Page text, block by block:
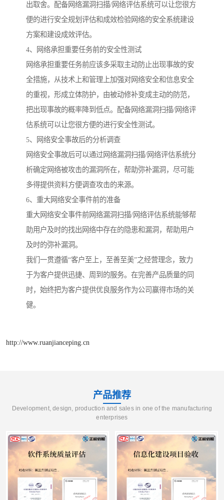
出取舍。配备网络漏洞扫描/网络评估系统可以让您很方
便的进行安全规划评估和成效检验网络的安全系统建设
方案和建设成效评估。
4、网络承担重要任务前的安全性测试
网络承担重要任务前应该多采取主动防止出现事故的安
全措施，从技术上和管理上加强对网络安全和信息安全
的重视，形成立体防护，由被动修补变成主动的防范，
把出现事故的概率降到低点。配备网络漏洞扫描/网络评
估系统可以让您很方便的进行安全性测试。
5、网络安全事故后的分析调查
网络安全事故后可以通过网络漏洞扫描/网络评估系统分
析确定网络被攻击的漏洞所在，帮助弥补漏洞，尽可能
多得提供资料方便调查攻击的来源。
6、重大网络安全事件前的准备
重大网络安全事件前网络漏洞扫描/网络评估系统能够帮
助用户及时的找出网络中存在的隐患和漏洞，帮助用户
及时的弥补漏洞。
我们一贯遵循“客户至上，至善至美”之经营理念，致力
于为客户提供迅捷、周到的服务。在完善产品质量的同
时，始终把为客户提供优良服务作为公司赢得市场的关
健。
http://www.ruanjianceping.cn
产品推荐
Development, design, production and sales in one of the manufacturing
enterprises